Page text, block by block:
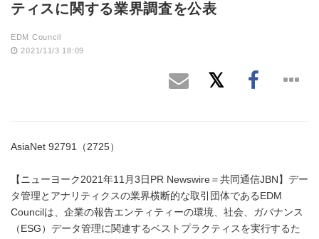
ティスに関する業界調査を公表
EDM Council
2021/11/3 18:09
AsiaNet 92791（2725）
【ニューヨーク2021年11月3日PR Newswire＝共同通信JBN】デー
タ管理とアナリティクスの業界横断的な取引団体であるEDM
Councilは、企業の報告エンティティーの環境、社会、ガバナンス
（ESG）データ管理に関連するベストプラクティスを実行するた